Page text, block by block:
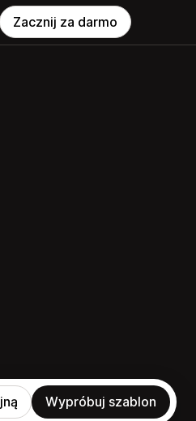
Zacznij za darmo
Wypróbuj szablon